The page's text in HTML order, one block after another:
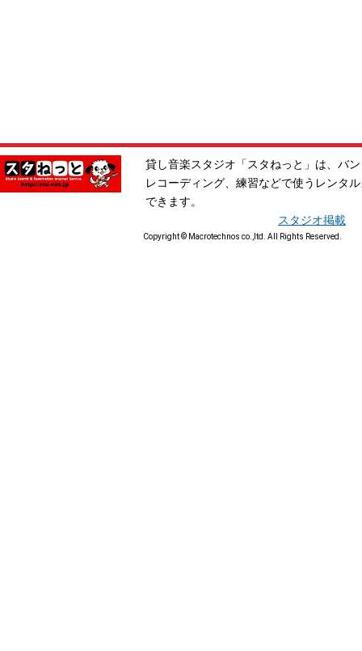
貸し音楽スタジオ「スタねっと」は、バ
レコーディング、練習などで使うレンタ
できます。
スタジオ掲載
Copyright © Macrotechnos co.,ltd. All Rights Reserved.